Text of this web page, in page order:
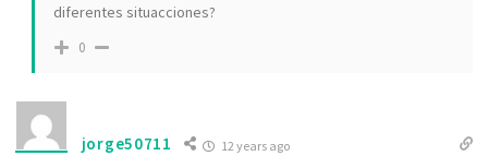
diferentes situacciones?
0
jorge50711 12 years ago